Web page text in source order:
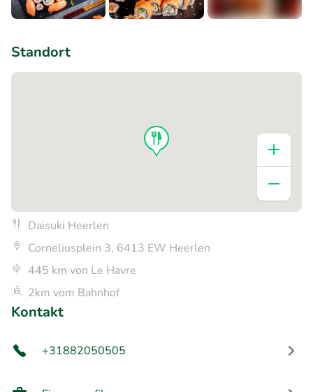
Standort
Daisuki Heerlen
Corneliusplein 3, 6413 EW Heerlen
445 km von Le Havre
2km vom Bahnhof
Kontakt
+31882050505